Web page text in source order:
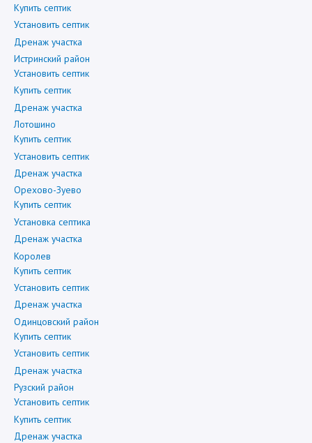
Купить септик
Установить септик
Дренаж участка
Истринский район
Установить септик
Купить септик
Дренаж участка
Лотошино
Купить септик
Установить септик
Дренаж участка
Орехово-Зуево
Купить септик
Установка септика
Дренаж участка
Королев
Купить септик
Установить септик
Дренаж участка
Одинцовский район
Купить септик
Установить септик
Дренаж участка
Рузский район
Установить септик
Купить септик
Дренаж участка